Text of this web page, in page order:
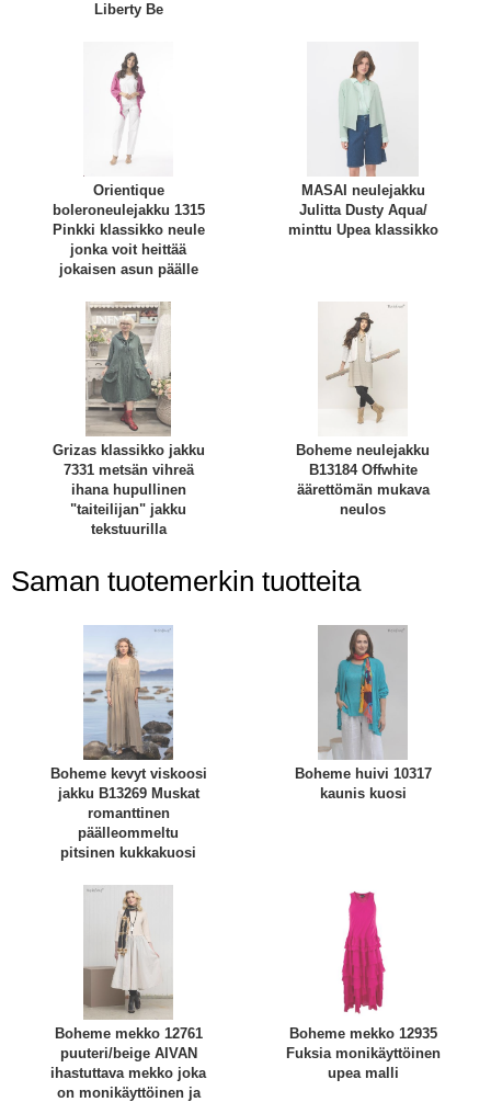
Liberty Be
Orientique
boleroneulejakku 1315
Pinkki klassikko neule
jonka voit heittää
jokaisen asun päälle
MASAI neulejakku
Julitta Dusty Aqua/
minttu Upea klassikko
Grizas klassikko jakku
7331 metsän vihreä
ihana hupullinen
"taiteilijan" jakku
tekstuurilla
Boheme neulejakku
B13184 Offwhite
äärettömän mukava
neulos
Saman tuotemerkin tuotteita
Boheme kevyt viskoosi
jakku B13269 Muskat
romanttinen
päälleommeltu
pitsinen kukkakuosi
Boheme huivi 10317
kaunis kuosi
Boheme mekko 12761
puuteri/beige AIVAN
ihastuttava mekko joka
on monikäyttöinen ja
Boheme mekko 12935
Fuksia monikäyttöinen
upea malli